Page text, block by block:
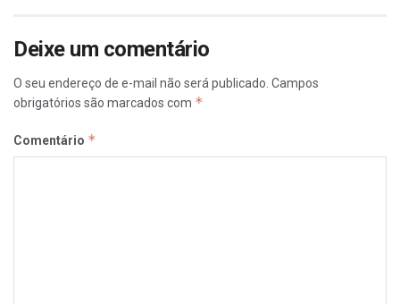
Deixe um comentário
O seu endereço de e-mail não será publicado. Campos
obrigatórios são marcados com *
Comentário *